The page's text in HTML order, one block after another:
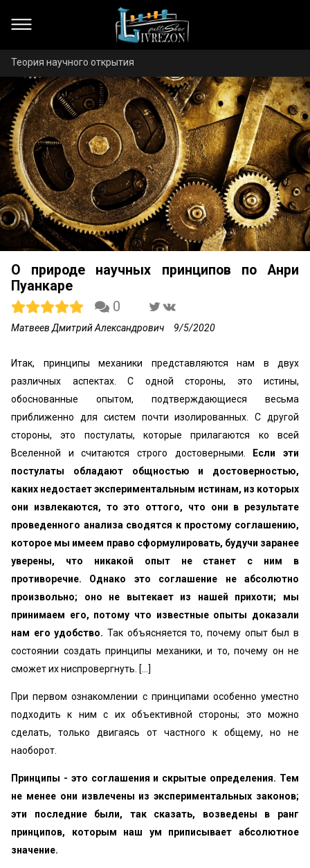
Теория научного открытия
О природе научных принципов по Анри
Пуанкаре
0
Матвеев Дмитрий Александрович 9/5/2020
Итак, принципы механики представляются нам в двух
различных аспектах. С одной стороны, это истины,
обоснованные опытом, подтверждающиеся весьма
приближенно для систем почти изолированных. С другой
стороны, это постулаты, которые прилагаются ко всей
Вселенной и считаются строго достоверными.
Если эти
постулаты обладают общностью и достоверностью,
каких недостает экспериментальным истинам, из которых
они извлекаются, то это оттого, что они в результате
проведенного анализа сводят­ся к простому соглашению,
которое мы имеем право сформулировать, будучи заранее
уверены, что ни­какой опыт не станет с ним в
противоречие. Однако это соглашение не абсолютно
произвольно; оно не вытекает из нашей прихоти; мы
принимаем его, по­тому что известные опыты доказали
нам его удобство. Так объясняется то, почему опыт был в
состоянии создать принципы механики, и то, почему он не
сможет их ниспровергнуть. […]
При первом ознакомлении с принципами особенно уместно
подходить к ним с их объективной стороны; это можно
сделать, только двигаясь от частного к общему, но не
наоборот.
Принципы - это соглашения и скрытые определения. Тем
не менее они извлечены из экспериментальных законов;
эти последние были, так сказать, возведены в ранг
принципов, которым наш ум приписывает абсолютное
значение.